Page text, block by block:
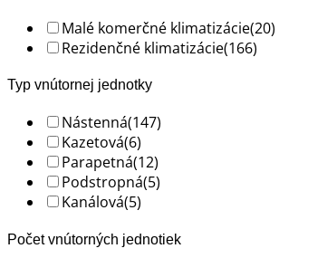
Malé komerčné klimatizácie(20)
Rezidenčné klimatizácie(166)
Typ vnútornej jednotky
Nástenná(147)
Kazetová(6)
Parapetná(12)
Podstropná(5)
Kanálová(5)
Počet vnútorných jednotiek